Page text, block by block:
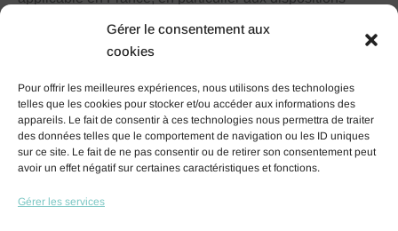
Gérer le consentement aux
cookies
Pour offrir les meilleures expériences, nous utilisons des technologies
telles que les cookies pour stocker et/ou accéder aux informations des
appareils. Le fait de consentir à ces technologies nous permettra de traiter
des données telles que le comportement de navigation ou les ID uniques
sur ce site. Le fait de ne pas consentir ou de retirer son consentement peut
avoir un effet négatif sur certaines caractéristiques et fonctions.
Gérer les services
Le cas échéant,AIMAIRA
et/ou pénale de l’utilisateur, notamment en cas de
message à caractère raciste, injurieux, diffamant, ou
pornographique, quel que soit le support utilisé (texte,
photographie, etc.).